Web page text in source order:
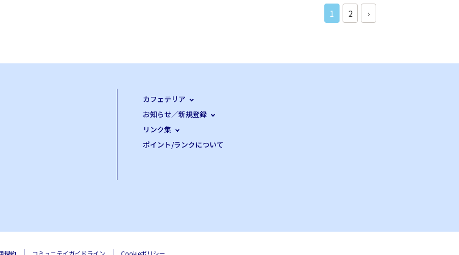
1 2 ›
カフェテリア
お知らせ／新規登録
リンク集
ポイント/ランクについて